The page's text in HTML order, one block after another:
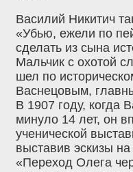
Василий Никитич
«Убью, ежели по
сделать из сына
Мальчик с охотой
шел по
Васнецовым,
В 1907 году, когда
минуло 14 лет, он
ученической
выставив эскизы
«Переход Олега